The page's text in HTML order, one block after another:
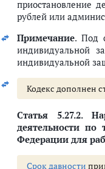
агитационного
о выборах и
либо
сведений о
при
при
кампании, кампании
бюллетеня,
бюллетеней,
подсчета голосов,
или о
приостановление
рублей или
Примечание. Под
индивидуальной
индивидуальной
Кодекс дополнен
Статья 5.27.2.
деятельности по
Федерации для
Cрок давности